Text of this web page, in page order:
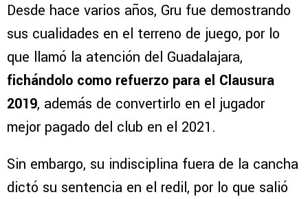
Desde hace varios años, Gru fue demostrando
sus cualidades en el terreno de juego, por lo
que llamó la atención del Guadalajara,
fichándolo como refuerzo para el Clausura
2019, además de convertirlo en el jugador
mejor pagado del club en el 2021.
Sin embargo, su indisciplina fuera de la cancha
dictó su sentencia en el redil, por lo que salió